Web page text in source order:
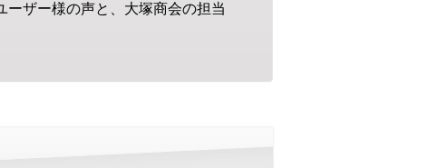
ザー様の声と、大塚商会の担当